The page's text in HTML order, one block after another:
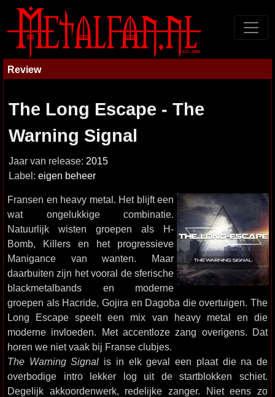
Review
The Long Escape - The
Warning Signal
Jaar van release: 2015
Label: eigen beheer
Fransen en heavy metal. Het blijft een
wat ongelukkige combinatie.
Natuurlijk wisten groepen als H-
Bomb, Killers en het progressieve
Manigance van wanten. Maar
daarbuiten zijn het vooral de sferische
blackmetalbands en moderne
groepen als Hacride, Gojira en Dagoba die overtuigen. The
Long Escape speelt een mix van heavy metal en die
moderne invloeden. Met accentloze zang overigens. Dat
horen we niet vaak bij Franse clubjes.
The Warning Signal is in elk geval een plaat die na de
overbodige intro lekker log uit de startblokken schiet.
Degelijk akkoordenwerk, redelijke zanger. Niet eens zo